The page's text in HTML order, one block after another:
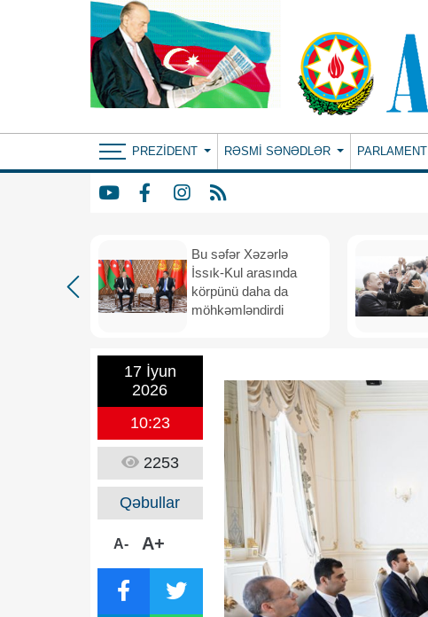
PREZIDENT RƏSMI SƏNƏDLƏR PARLAMENT
Bu səfər Xəzərlə
İssık-Kul arasında
körpünü daha da
möhkəmləndirdi
17 İyun
2026
10:23
2253
Qəbullar
A- A+